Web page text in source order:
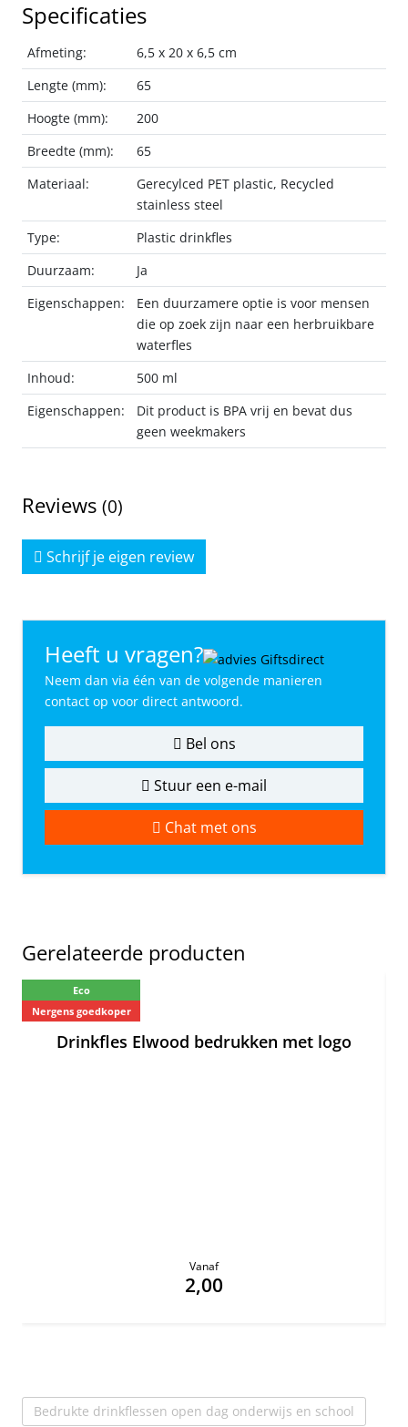
Specificaties
Afmeting:
6,5 x 20 x 6,5 cm
Lengte (mm):
65
Hoogte (mm):
200
Breedte (mm):
65
Materiaal:
Gerecylced PET plastic, Recycled
stainless steel
Type:
Plastic drinkfles
Duurzaam:
Ja
Eigenschappen:
Een duurzamere optie is voor mensen
die op zoek zijn naar een herbruikbare
waterfles
Inhoud:
500 ml
Eigenschappen:
Dit product is BPA vrij en bevat dus
geen weekmakers
Reviews (0)
Schrijf je eigen review
Heeft u vragen?
Neem dan via één van de volgende manieren
contact op voor direct antwoord.
Bel ons
Stuur een e-mail
Chat met ons
Gerelateerde producten
Eco
Nergens goedkoper
Drinkfles Elwood bedrukken met logo
Vanaf
2,00
Bedrukte drinkflessen open dag onderwijs en school